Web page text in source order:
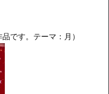
です。テーマ：月）